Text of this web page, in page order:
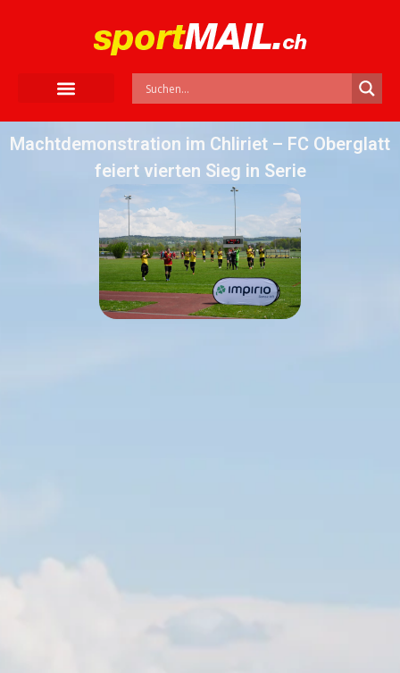
Machtdemonstration im Chliriet – FC Oberglatt
feiert vierten Sieg in Serie